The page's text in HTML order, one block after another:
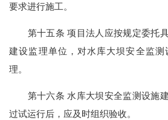
要求进行施工。
第十五条 项目法人应按规定委托具
建设监理单位，对水库大坝安全监
理。
第十六条 水库大坝安全监测设施建
过试运行后，应及时组织验收。